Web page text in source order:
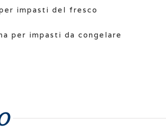
impasti del fresco
per impasti da congelare